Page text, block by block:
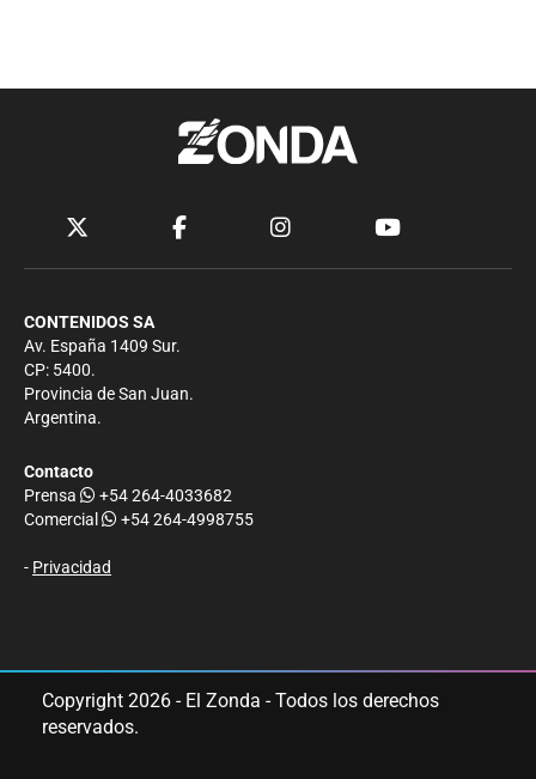
CONTENIDOS SA
Av. España 1409 Sur.
CP: 5400.
Provincia de San Juan.
Argentina.
Contacto
Prensa
+54 264-4033682
Comercial
+54 264-4998755
- Privacidad
Copyright 2026 - El Zonda - Todos los derechos
reservados.